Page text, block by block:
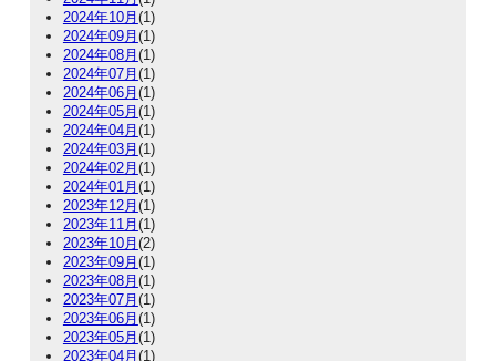
2024年10月 (1)
2024年09月 (1)
2024年08月 (1)
2024年07月 (1)
2024年06月 (1)
2024年05月 (1)
2024年04月 (1)
2024年03月 (1)
2024年02月 (1)
2024年01月 (1)
2023年12月 (1)
2023年11月 (1)
2023年10月 (2)
2023年09月 (1)
2023年08月 (1)
2023年07月 (1)
2023年06月 (1)
2023年05月 (1)
2023年04月 (1)